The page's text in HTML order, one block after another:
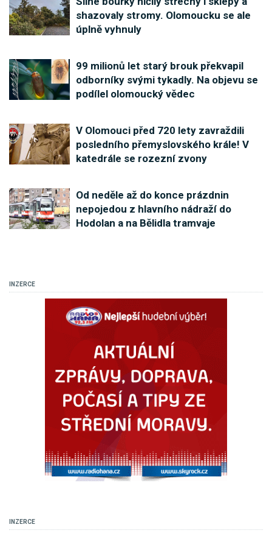
shazovaly stromy. Olomoucku se ale
úplně vyhnuly
99 milionů let starý brouk překvapil
odborníky svými tykadly. Na objevu se
podílel olomoucký vědec
V Olomouci před 720 lety zavraždili
posledního přemyslovského krále! V
katedrále se rozezní zvony
Od neděle až do konce prázdnin
nepojedou z hlavního nádraží do
Hodolan a na Bělidla tramvaje
INZERCE
INZERCE